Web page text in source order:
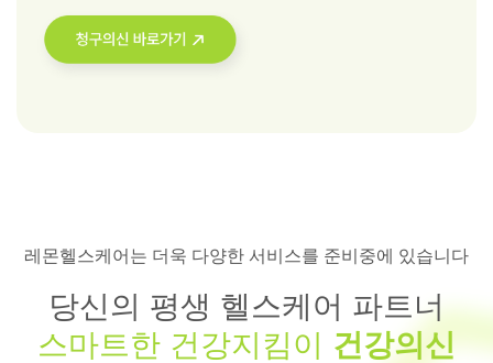
레몬헬스케어는 더욱 다양한 서비스를 준비중에 있습니다
당신의 평생 헬스케어 파트너
스마트한 건강지킴이 건강의신